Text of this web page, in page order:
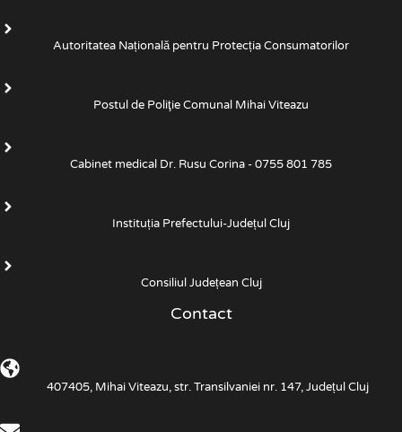
Autoritatea Națională pentru Protecția Consumatorilor
Postul de Poliţie Comunal Mihai Viteazu
Cabinet medical Dr. Rusu Corina - 0755 801 785
Instituția Prefectului-Județul Cluj
Consiliul Județean Cluj
Contact
407405, Mihai Viteazu, str. Transilvaniei nr. 147, Județul Cluj